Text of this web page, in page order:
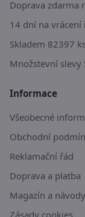
Doprava zdarma
14 dní na vrácení
Skladem 82397
Množstevní slevy
Informace
Všeobecné
Obchodní
Reklamační řád
Doprava a platba
Magazín a návody